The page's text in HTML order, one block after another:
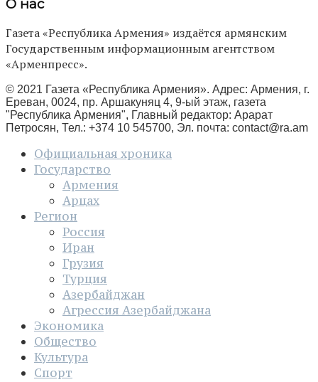
О нас
Газета «Республика Армения» издаётся армянским
Государственным информационным агентством
«Арменпресс».
© 2021 Газета «Республика Армения». Адрес: Армения, г.
Ереван, 0024, пр. Аршакуняц 4, 9-ый этаж, газета
"Республика Армения", Главный редактор: Арарат
Петросян, Тел.: +374 10 545700, Эл. почта: contact@ra.am
Официальная хроника
Государство
Армения
Арцах
Регион
Россия
Иран
Грузия
Турция
Азербайджан
Агрессия Азербайджана
Экономика
Общество
Культура
Спорт